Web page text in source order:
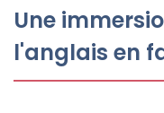
Une
l'anglais en